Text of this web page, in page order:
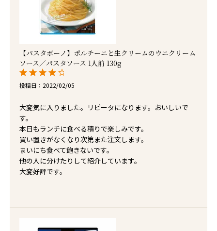
【パスタボーノ】ポルチーニと生クリームのウニクリーム
ソース／パスタソース 1人前 130g
投稿日 2022/02/05
大変気に入りました。リピータになります。おいしいで
す。
本日もランチに食べる積りで楽しみです。
買い置きがなくなり次第また注文します。
まいにち食べて飽きないです。
他の人に分けたりして紹介しています。
大変好評です。